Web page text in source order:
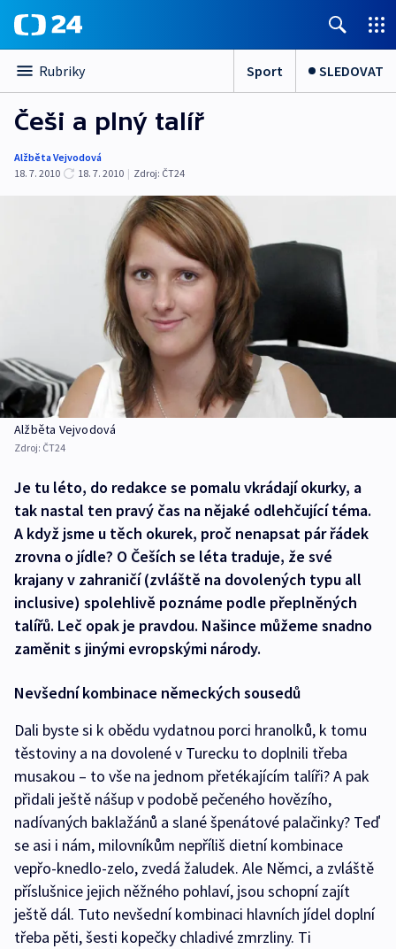
Rubriky Sport SLEDOVAT
Češi a plný talíř
Alžběta Vejvodová
18. 7. 2010
18. 7. 2010 | Zdroj: ČT24
Alžběta Vejvodová
Zdroj: ČT24
Je tu léto, do redakce se pomalu vkrádají okurky, a
tak nastal ten pravý čas na nějaké odlehčující téma.
A když jsme u těch okurek, proč nenapsat pár řádek
zrovna o jídle? O Češích se léta traduje, že své
krajany v zahraničí (zvláště na dovolených typu all
inclusive) spolehlivě poznáme podle přeplněných
talířů. Leč opak je pravdou. Našince můžeme snadno
zaměnit s jinými evropskými národy.
Nevšední kombinace německých sousedů
Dali byste si k obědu vydatnou porci hranolků, k tomu
těstoviny a na dovolené v Turecku to doplnili třeba
musakou – to vše na jednom přetékajícím talíři? A pak
přidali ještě nášup v podobě pečeného hovězího,
nadívaných baklažánů a slané špenátové palačinky? Teď
se asi i nám, milovníkům nepříliš dietní kombinace
vepřo-knedlo-zelo, zvedá žaludek. Ale Němci, a zvláště
příslušnice jejich něžného pohlaví, jsou schopní zajít
ještě dál. Tuto nevšední kombinaci hlavních jídel doplní
třeba pěti, šesti kopečky chladivé zmrzliny. Ti